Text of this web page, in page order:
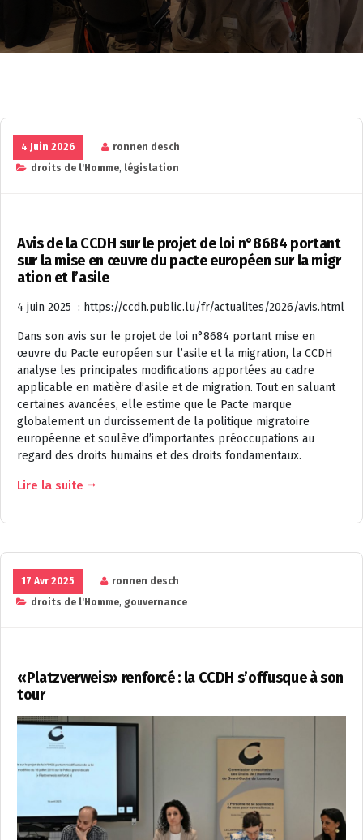
4 Juin 2026
ronnen desch
droits de l'Homme, législation
Avis de la CCDH sur le projet de loi n°8684 portant
sur la mise en œuvre du pacte européen sur la migr
ation et l’asile
4 juin 2025 : https://ccdh.public.lu/fr/actualites/2026/avis.html
Dans son avis sur le projet de loi n°8684 portant mise en
œuvre du Pacte européen sur l’asile et la migration, la CCDH
analyse les principales modifications apportées au cadre
applicable en matière d’asile et de migration. Tout en saluant
certaines avancées, elle estime que le Pacte marque
globalement un durcissement de la politique migratoire
européenne et soulève d’importantes préoccupations au
regard des droits humains et des droits fondamentaux.
Lire la suite
17 Avr 2025
ronnen desch
droits de l'Homme, gouvernance
«Platzverweis» renforcé : la CCDH s’offusque à son
tour